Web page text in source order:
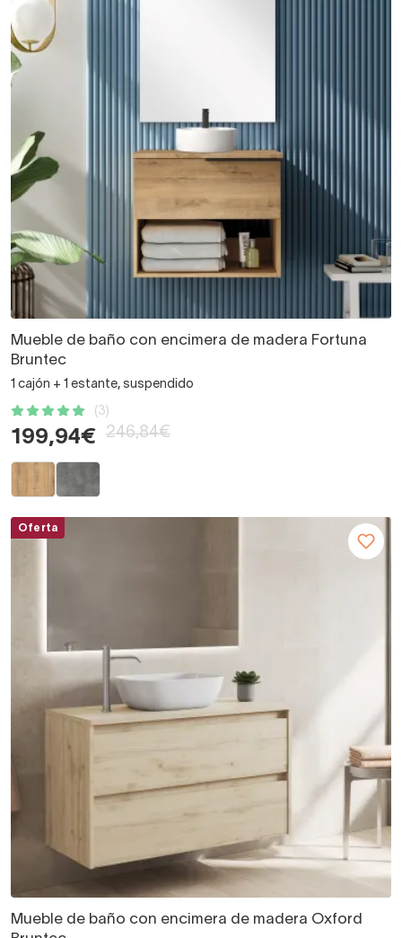
Mueble de baño con encimera de madera Fortuna
Bruntec
1 cajón + 1 estante, suspendido
(3)
199,94€ 246,84€
Oferta
Mueble de baño con encimera de madera Oxford